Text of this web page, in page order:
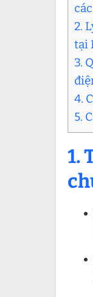
2.
tại
3.
4.
5.
1.